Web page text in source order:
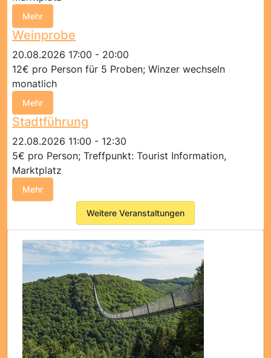
Mehr
Weinprobe
20.08.2026 17:00 - 20:00
12€ pro Person für 5 Proben; Winzer wechseln
monatlich
Mehr
Stadtführung
22.08.2026 11:00 - 12:30
5€ pro Person; Treffpunkt: Tourist Information,
Marktplatz
Mehr
Weitere Veranstaltungen